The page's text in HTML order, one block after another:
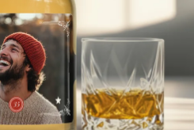
iets unieks – met haar naam,
die raakt. Zonder gedoe, maar
moment.